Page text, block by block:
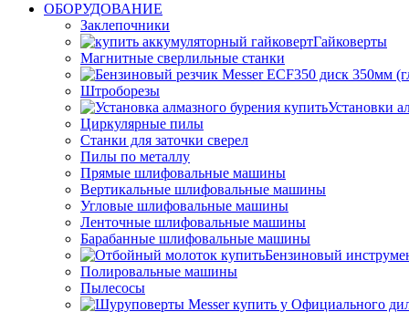
ОБОРУДОВАНИЕ
Заклепочники
Гайковерты
Магнитные сверлильные станки
Штроборезы
Установки
Циркулярные пилы
Станки для заточки сверел
Пилы по металлу
Прямые шлифовальные машины
Вертикальные шлифовальные машины
Угловые шлифовальные машины
Ленточные шлифовальные машины
Барабанные шлифовальные машины
Бензиновый
Полировальные машины
Пылесосы